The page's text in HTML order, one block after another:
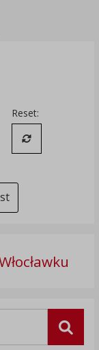
literami
interlinię i margines
Reset:
Przywróć